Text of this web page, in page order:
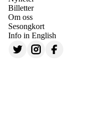
Billetter
Om oss
Sesongkort
Info in English